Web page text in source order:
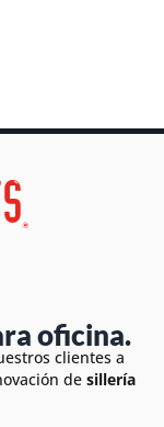
oficina.
clientes a
de sillería